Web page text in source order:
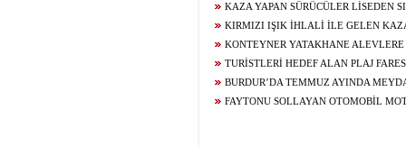
KAYBEDEN GENCİN AİLESİNDEN 29 GÜN
TAHLİYEYE TEPKİ
KAZA YAPAN SÜRÜCÜLER LİSEDEN
KIRMIZI IŞIK İHLALİ İLE GELEN
KONTEYNER YATAKHANE
TURİSTLERİ HEDEF ALAN PLAJ
TELEFONUN GPRS DESTEKLİ TAKİP
BURDUR’DA TEMMUZ AYINDA
KAZALARDA 2 KİŞİ HAYATINI KAYBETTİ,
FAYTONU SOLLAYAN OTOMOBİL